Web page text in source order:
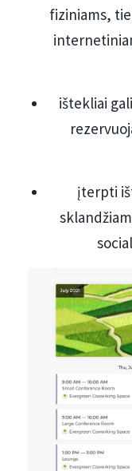
fiziniams,
ištekliai
įterpti